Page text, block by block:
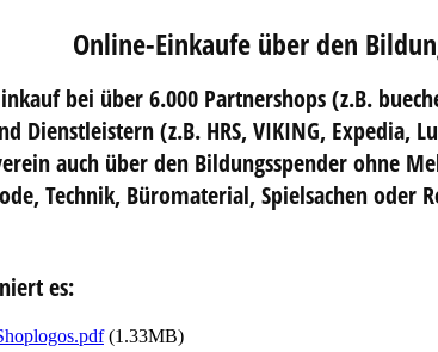
Online-Einkaufe über den
bei über 6.000 Partnershops (z.B.
Dienstleistern (z.B. HRS, VIKING, Expedia,
auch über den Bildungsspenderohne
Technik, Büromaterial, Spielsachen oder
es:
(1.33MB)